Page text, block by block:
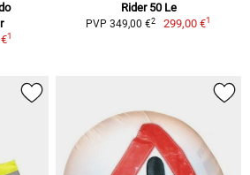
1
Rider 50 Le
PVP 349,00 €2 299,00 €1